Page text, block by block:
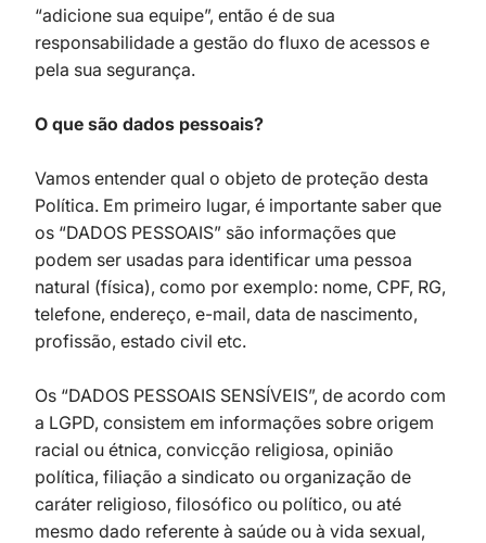
“adicione sua equipe”, então é de sua
responsabilidade a gestão do fluxo de acessos e
pela sua segurança.
O que são dados pessoais?
Vamos entender qual o objeto de proteção desta
Política. Em primeiro lugar, é importante saber que
os “DADOS PESSOAIS” são informações que
podem ser usadas para identificar uma pessoa
natural (física), como por exemplo: nome, CPF, RG,
telefone, endereço, e-mail, data de nascimento,
profissão, estado civil etc.
Os “DADOS PESSOAIS SENSÍVEIS”, de acordo com
a LGPD, consistem em informações sobre origem
racial ou étnica, convicção religiosa, opinião
política, filiação a sindicato ou organização de
caráter religioso, filosófico ou político, ou até
mesmo dado referente à saúde ou à vida sexual,